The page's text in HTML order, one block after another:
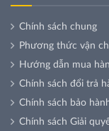
Chính sách chung
Phương thức vận
Hướng dẫn mua
Chính sách đổi trả
Chính sách bảo
Chính sách Giải